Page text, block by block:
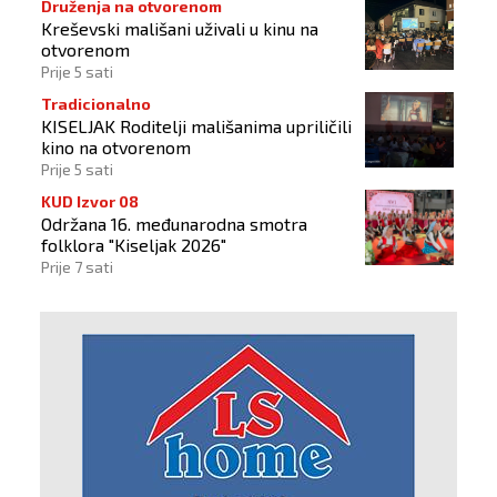
Druženja na otvorenom
Kreševski mališani uživali u kinu na
otvorenom
Prije 5 sati
Tradicionalno
KISELJAK Roditelji mališanima upriličili
kino na otvorenom
Prije 5 sati
KUD Izvor 08
Održana 16. međunarodna smotra
folklora "Kiseljak 2026"
Prije 7 sati